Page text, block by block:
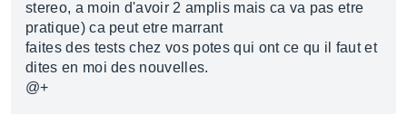
stereo, a moin d'avoir 2 amplis mais ca va pas etre
pratique) ca peut etre marrant
faites des tests chez vos potes qui ont ce qu il faut et
dites en moi des nouvelles.
@+